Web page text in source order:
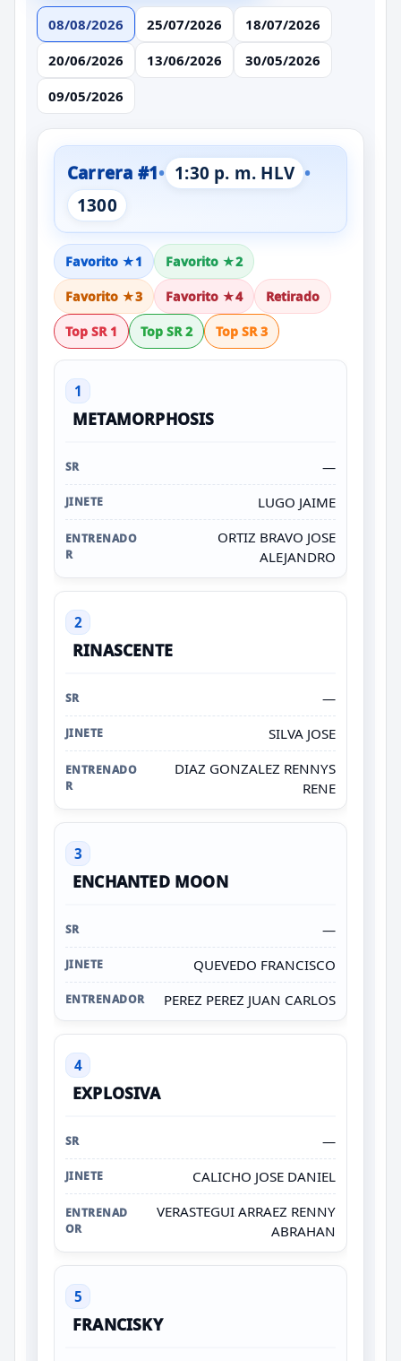
08/08/2026 25/07/2026
18/07/2026
20/06/2026
13/06/2026
30/05/2026
09/05/2026
Carrera #1• 1:30 p. m. HLV •
1300
Favorito ★1 Favorito ★2
Favorito ★3 Favorito ★4 Retirado
Top SR 1 Top SR 2 Top SR 3
1
METAMORPHOSIS
—
LUGO JAIME
ORTIZ BRAVO JOSE
ALEJANDRO
2
RINASCENTE
—
SILVA JOSE
DIAZ GONZALEZ RENNYS
RENE
3
ENCHANTED MOON
—
QUEVEDO FRANCISCO
PEREZ PEREZ JUAN CARLOS
4
EXPLOSIVA
—
CALICHO JOSE DANIEL
VERASTEGUI ARRAEZ RENNY
ABRAHAN
5
FRANCISKY